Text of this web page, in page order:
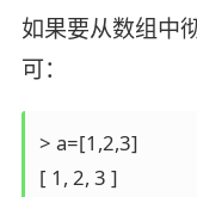
如果要从数组中
可：
> a=[1,2,3]
[ 1, 2, 3 ]